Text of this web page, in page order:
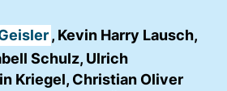
, Kevin Harry Lausch,
Schulz, Ulrich
Kriegel, Christian Oliver